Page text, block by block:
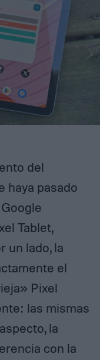
del
haya pasado
Tablet,
un lado, la
el
Pixel
las mismas
la
con la